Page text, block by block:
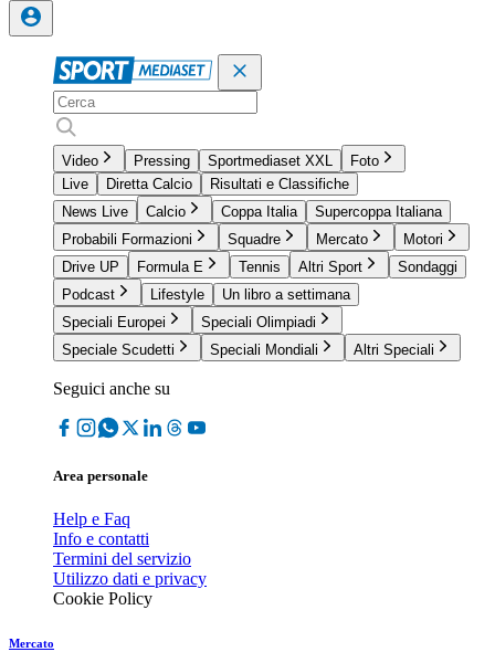
Video Pressing Sportmediaset XXL
Foto
Live
Diretta Calcio
Risultati e Classifiche
News Live
Calcio Coppa Italia
Supercoppa Italiana
Probabili Formazioni
Squadre Mercato
Motori
Drive UP
Formula E Tennis Altri Sport
Sondaggi
Podcast
Lifestyle
Un libro a settimana
Speciali Europei
Speciali Olimpiadi
Speciale Scudetti
Speciali Mondiali Altri Speciali
Seguici anche su
Area personale
Help e Faq
Info e contatti
Termini del servizio
Utilizzo dati e privacy
Cookie Policy
Mercato